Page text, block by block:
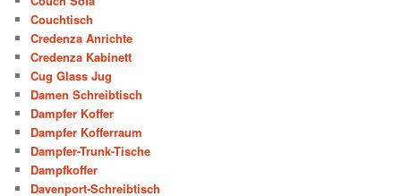
Couchtisch
Credenza Anrichte
Credenza Kabinett
Cug Glass Jug
Damen Schreibtisch
Dampfer Koffer
Dampfer Kofferraum
Dampfer-Trunk-Tische
Dampfkoffer
Davenport-Schreibtisch